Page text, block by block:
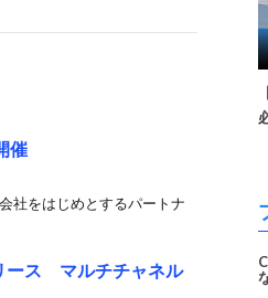
催
社をはじめとするパートナ
ース マルチチャネル